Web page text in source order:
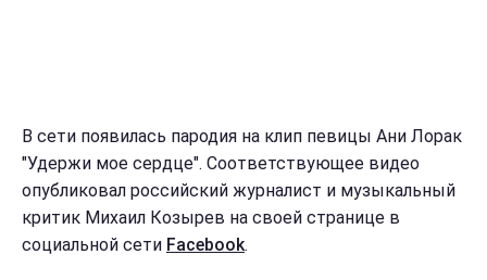
В сети появилась пародия на клип певицы Ани Лорак
"Удержи мое сердце". Соответствующее видео
опубликовал российский журналист и музыкальный
критик Михаил Козырев на своей странице в
социальной сети Facebook.